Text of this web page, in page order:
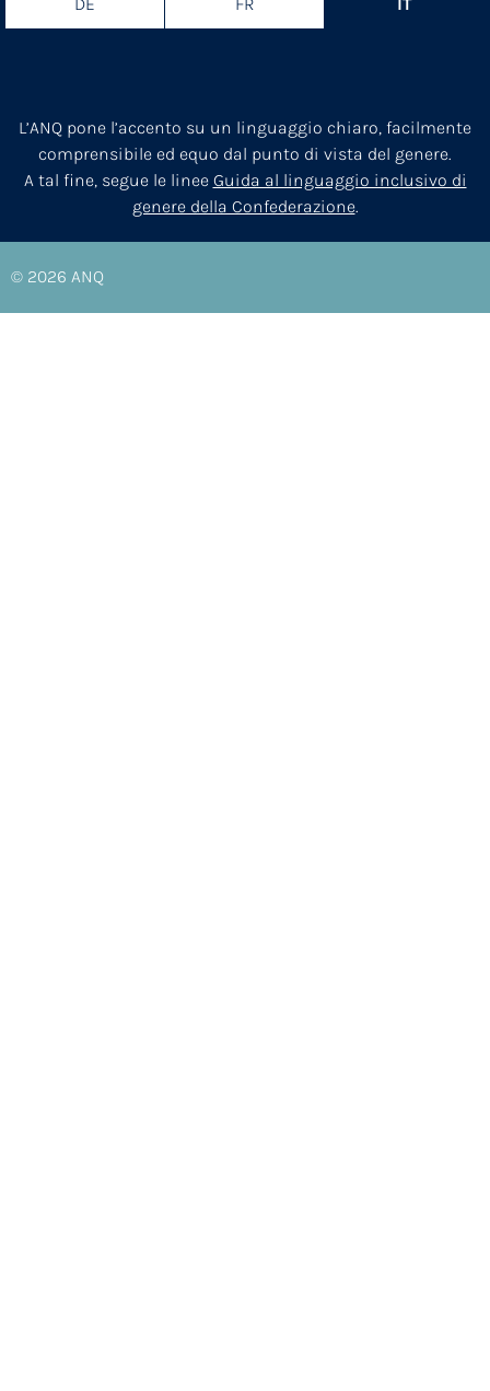
L’ANQ pone l’accento su un linguaggio chiaro, facilmente
comprensibile ed equo dal punto di vista del genere.
A tal fine, segue le linee Guida al linguaggio inclusivo di
genere della Confederazione.
© 2026 ANQ